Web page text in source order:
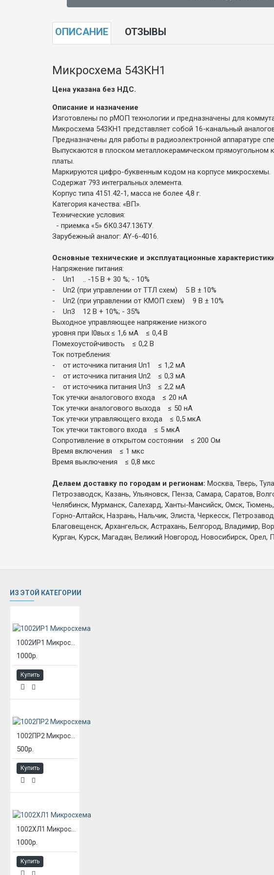
ОПИСАНИЕ ОТЗЫВЫ
Микросхема 543КН1
Цена указана без НДС.
Описание и назначение
Изготовлены по рМОП технологии и предназначены для
Микросхема 543КН1 представляет собой 16-канальный
Предназначены для работы в радиоэлектронной аппаратуре
Выпускаются в плоском металлокерамическом прямоугольном
платы.
Маркируются цифро-буквенным кодом на корпусе микросхемы.
Содержат 793 интегральных элемента.
Корпус типа 4151.42-1, масса не более 4,8 г.
Категория качества: «ВП».
Технические условия:
- приемка «5» бК0.347.136ТУ.
Зарубежный аналог: AY-6-4016.
Основные технические и эксплуатационные
Напряжение питания:
- Uп1 .. -15 В + 30 %; - 10%
- Uп2 (при управлении от ТТЛ схем) 5 В ± 10%
- Uп2 (при управлении от КМОП схем) 9 В ± 10%
- Uп3 12 В + 10%; - 35%
Выходное управляющее напряжение низкого
уровня при I0вых ≤ 1,6 мА ≤ 0,4 В
Помехоустойчивость ≤ 0,2 В
Ток потребления:
- от источника питания Uп1 ≤ 1,2 мА
- от источника питания Uп2 ≤ 0,3 мА
- от источника питания Uп3 ≤ 2,2 мА
Ток утечки аналогового входа ≤ 20 нА
Ток утечки аналогового выхода ≤ 50 нА
Ток утечки управляющего входа ≤ 0,5 мкА
Ток утечки тактового входа ≤ 5 мкА
Сопротивление в открытом состоянии ≤ 200 Ом
Время включения ≤ 1 мкс
Время выключения ≤ 0,8 мкс
Делаем доставку по городам и регионам: Москва, Тверь,
Петрозаводск, Казань, Ульяновск, Пенза, Самара, Саратов,
Челябинск, Мурманск, Салехард, Ханты-Мансийск, Омск,
Горно-Алтайск, Назрань, Нальчик, Элиста, Черкесск,
Благовещенск, Архангельск, Астрахань, Белгород, Владимир,
Курган, Курск, Магадан, Великий Новгород, Новосибирск,
ИЗ ЭТОЙ КАТЕГОРИИ
1000р.
Купить
500р.
Купить
1000р.
Купить